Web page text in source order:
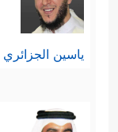
ياسين الجزائري